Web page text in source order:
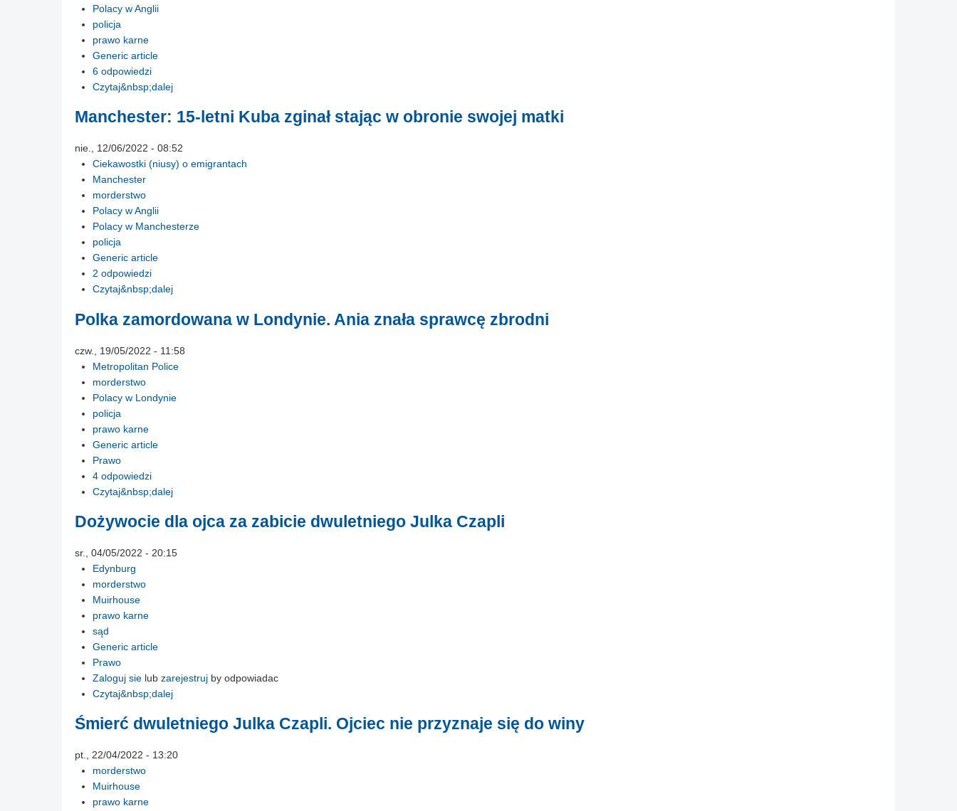
Polacy w Anglii
policja
prawo karne
Generic article
6 odpowiedzi
Czytaj&nbsp;dalej
Manchester: 15-letni Kuba zginał stając w obronie swojej matki
nie., 12/06/2022 - 08:52
Ciekawostki (niusy) o emigrantach
Manchester
morderstwo
Polacy w Anglii
Polacy w Manchesterze
policja
Generic article
2 odpowiedzi
Czytaj&nbsp;dalej
Polka zamordowana w Londynie. Ania znała sprawcę zbrodni
czw., 19/05/2022 - 11:58
Metropolitan Police
morderstwo
Polacy w Londynie
policja
prawo karne
Generic article
Prawo
4 odpowiedzi
Czytaj&nbsp;dalej
Dożywocie dla ojca za zabicie dwuletniego Julka Czapli
sr., 04/05/2022 - 20:15
Edynburg
morderstwo
Muirhouse
prawo karne
sąd
Generic article
Prawo
Zaloguj sie lub zarejestruj by odpowiadac
Czytaj&nbsp;dalej
Śmierć dwuletniego Julka Czapli. Ojciec nie przyznaje się do winy
pt., 22/04/2022 - 13:20
morderstwo
Muirhouse
prawo karne